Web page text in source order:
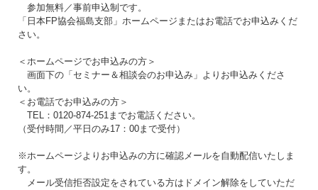
参加無料／事前申込制です。
「日本FP協会福島支部」ホームページまたはお電話でお申込みくだ
さい。
＜ホームページでお申込みの方＞
画面下の「セミナー＆相談会のお申込み」よりお申込みくださ
い。
＜お電話でお申込みの方＞
TEL：0120-874-251までお電話ください。
（受付時間／平日のみ17：00まで受付）
※ホームページよりお申込みの方に確認メールを自動配信いたしま
す。
メール受信拒否設定をされている方はドメイン解除をしていただ